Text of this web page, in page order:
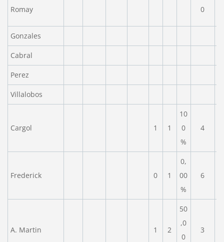
Romay 0
Gonzales
Cabral
Perez
Villalobos
Cargol 1 1
10
0
%
4
Frederick 0 1
0,
00
%
6
A. Martin 1 2
50
,0
0
3